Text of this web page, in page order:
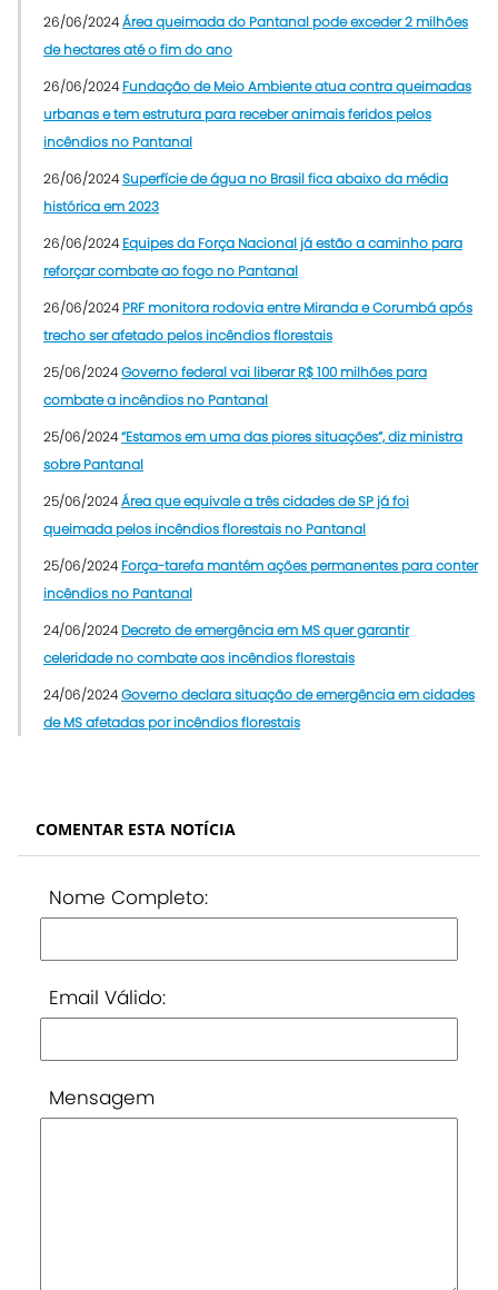
26/06/2024Área queimada do Pantanal pode exceder 2 milhões
de hectares até o fim do ano
26/06/2024 Fundação de Meio Ambiente atua contra queimadas
urbanas e tem estrutura para receber animais feridos pelos
incêndios no Pantanal
26/06/2024Superfície de água no Brasil fica abaixo da média
histórica em 2023
26/06/2024 Equipes da Força Nacional já estão a caminho para
reforçar combate ao fogo no Pantanal
26/06/2024 PRF monitora rodovia entre Miranda e Corumbá após
trecho ser afetado pelos incêndios florestais
25/06/2024Governo federal vai liberar R$ 100 milhões para
combate a incêndios no Pantanal
25/06/2024“Estamos em uma das piores situações”, diz ministra
sobre Pantanal
25/06/2024Área que equivale a três cidades de SP já foi
queimada pelos incêndios florestais no Pantanal
25/06/2024 Força-tarefa mantém ações permanentes para conter
incêndios no Pantanal
24/06/2024 Decreto de emergência em MS quer garantir
celeridade no combate aos incêndios florestais
24/06/2024Governo declara situação de emergência em cidades
de MS afetadas por incêndios florestais
COMENTAR ESTA NOTÍCIA
Nome Completo:
Email Válido:
Mensagem